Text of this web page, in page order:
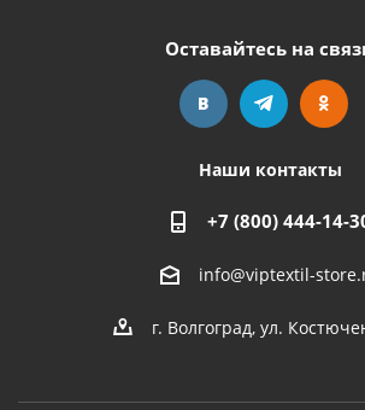
Оставайтесь на
Наши контакты
+7 (800) 444-14-
info@viptextil-
г. Волгоград, ул.